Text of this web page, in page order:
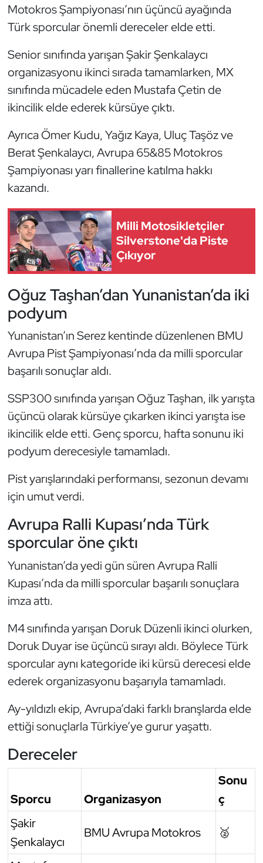
Motokros Şampiyonası’nın üçüncü ayağında
Türk sporcular önemli dereceler elde etti.
Senior sınıfında yarışan Şakir Şenkalaycı
organizasyonu ikinci sırada tamamlarken, MX
sınıfında mücadele eden Mustafa Çetin de
ikincilik elde ederek kürsüye çıktı.
Ayrıca Ömer Kudu, Yağız Kaya, Uluç Taşöz ve
Berat Şenkalaycı, Avrupa 65&85 Motokros
Şampiyonası yarı finallerine katılma hakkı
kazandı.
Milli Motosikletçiler
Silverstone'da Piste
Çıkıyor
Oğuz Taşhan’dan Yunanistan’da iki
podyum
Yunanistan’ın Serez kentinde düzenlenen BMU
Avrupa Pist Şampiyonası’nda da milli sporcular
başarılı sonuçlar aldı.
SSP300 sınıfında yarışan Oğuz Taşhan, ilk yarışta
üçüncü olarak kürsüye çıkarken ikinci yarışta ise
ikincilik elde etti. Genç sporcu, hafta sonunu iki
podyum derecesiyle tamamladı.
Pist yarışlarındaki performansı, sezonun devamı
için umut verdi.
Avrupa Ralli Kupası’nda Türk
sporcular öne çıktı
Yunanistan’da yedi gün süren Avrupa Ralli
Kupası’nda da milli sporcular başarılı sonuçlara
imza attı.
M4 sınıfında yarışan Doruk Düzenli ikinci olurken,
Doruk Duyar ise üçüncü sırayı aldı. Böylece Türk
sporcular aynı kategoride iki kürsü derecesi elde
ederek organizasyonu başarıyla tamamladı.
Ay-yıldızlı ekip, Avrupa’daki farklı branşlarda elde
ettiği sonuçlarla Türkiye’ye gurur yaşattı.
Dereceler
Sporcu Organizasyon
Sonu
ç
Şakir
Şenkalaycı
BMU Avrupa Motokros 🥈
Genel
Güreş
Halter
Hava Sporları
Hentbol
Judo ve Kuraş
Kano ve Rafting
Karate
Kayak
Kempo
Kick Boks
Masa Tenisi
Motor Sporları
Muay Thai
Optimist
Özel Sporcular
Paralimpik
Ragbi
Satranç
Su Topu
Sualtı Sporları
Tekvando
Tenis